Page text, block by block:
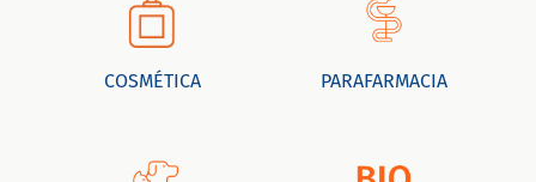
COSMÉTICA PARAFARMACIA